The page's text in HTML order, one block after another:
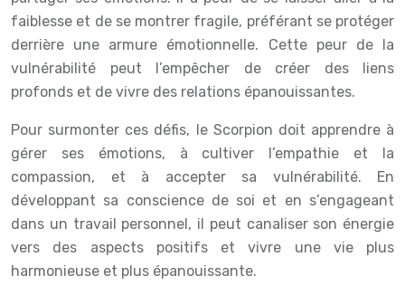
faiblesse et de se montrer fragile, préférant se protéger
derrière une armure émotionnelle. Cette peur de la
vulnérabilité peut l’empêcher de créer des liens
profonds et de vivre des relations épanouissantes.
Pour surmonter ces défis, le Scorpion doit apprendre à
gérer ses émotions, à cultiver l’empathie et la
compassion, et à accepter sa vulnérabilité. En
développant sa conscience de soi et en s’engageant
dans un travail personnel, il peut canaliser son énergie
vers des aspects positifs et vivre une vie plus
harmonieuse et plus épanouissante.